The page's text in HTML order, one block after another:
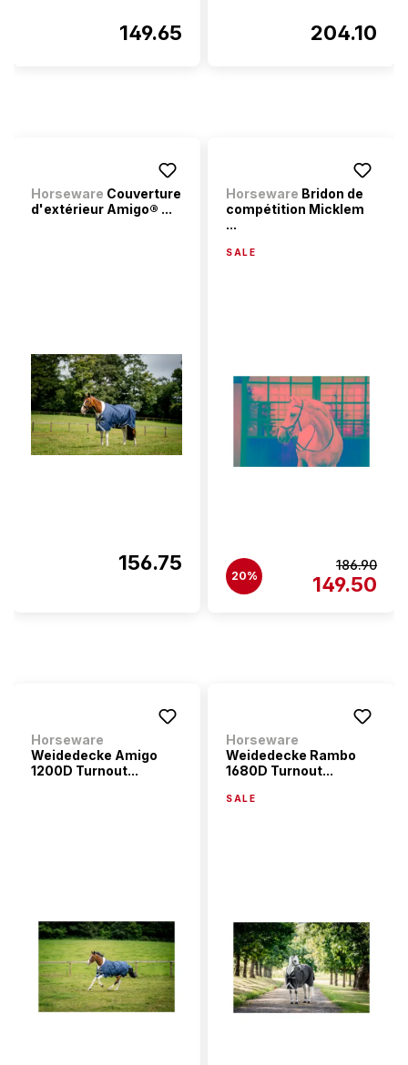
149.65 204.10
Horseware Couverture
d'extérieur Amigo® ...
156.75
Horseware Bridon de
compétition Micklem
...
SALE
20%
186.90
149.50
Horseware
Weidedecke Amigo
1200D Turnout...
Horseware
Weidedecke Rambo
1680D Turnout...
SALE